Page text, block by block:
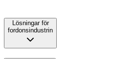
Lösningar för
fordonsindustrin